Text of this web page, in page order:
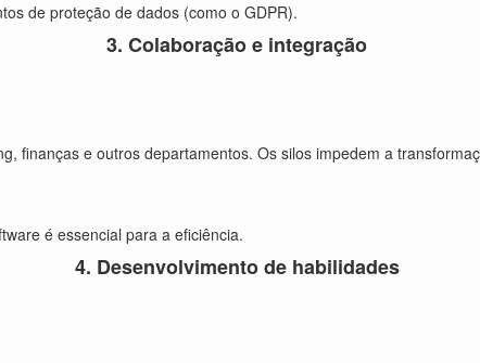
de proteção de dados (como o GDPR).
3. Colaboração e integração
finanças e outros departamentos. Os silos impedem a
é essencial para a eficiência.
4. Desenvolvimento de habilidades